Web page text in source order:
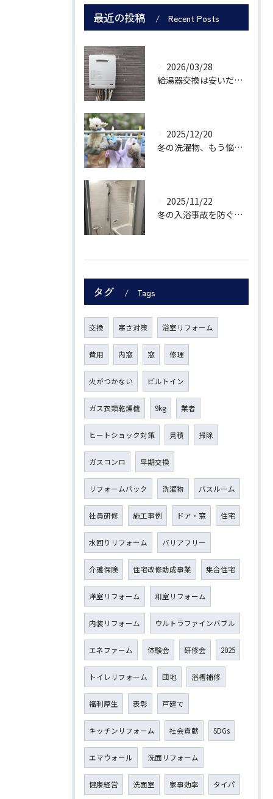
最近の投稿 Recent Posts
2026/03/28
給湯器交換は安いだけで選んで大丈夫？工事内容と業者の違い
2025/12/20
冬の洗濯物、もう悩まない。暮らし上手な主婦が選ぶ「乾かす」新習慣
2025/11/22
冬の入浴事故を防ぐ！洗面・浴室リフォームでできる「温度差ゼロ」の安全設計
タグ Tags
交換 寒さ対策 浴室リフォーム
費用 内窓 窓 修理
火がつかない ビルトイン
ガス衣類乾燥機 9kg 業者
ヒートショック対策 見積 掃除
ガスコンロ 早期交換
リフォームパック 洗濯物 バスルーム
社員研修 施工事例 ドア・窓 住宅
水回りリフォーム バリアフリー
介護保険 住宅改修助成事業 集合住宅
洋室リフォーム 和室リフォーム
内装リフォーム ウルトラファインバブル
エネファーム 体験会 研修会 2025
トイレリフォーム 団地 浴槽補修
福利厚生 表彰 戸建て
キッチンリフォーム 社会貢献 SDGs
エマウォール 洗面リフォーム
健康経営 洗面室 家事効率 タイパ